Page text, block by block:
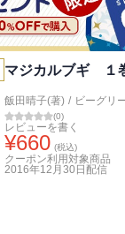
マジカルブギ １
飯田晴子(著) / ビーグリ
(0)
レビューを書く
¥660 (税込)
クーポン利用対象商品
2016年12月30日 配信